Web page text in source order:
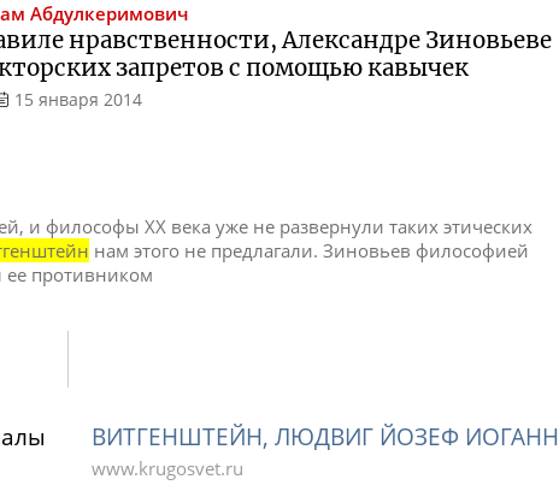
Абдулкеримович
нравственности, Александре Зиновьеве
запретов с помощью кавычек
15 января 2014
и философы XX века уже не развернули таких этических
нам этого не предлагали. Зиновьев философией
ее противником
ВИТГЕНШТЕЙН, ЛЮДВИГ ЙОЗЕФ ИОГАНН
www.krugosvet.ru